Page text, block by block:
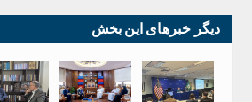
دیگر خبرهای این بخش